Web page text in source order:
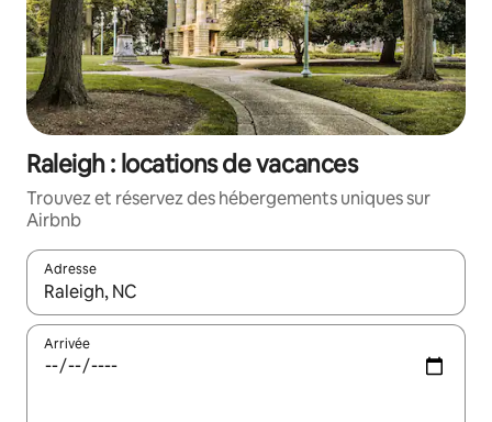
Raleigh : locations de vacances
Trouvez et réservez des hébergements uniques sur
Airbnb
Adresse
Lorsque les résultats s'affichent, utilisez les flèches vers le
Arrivée